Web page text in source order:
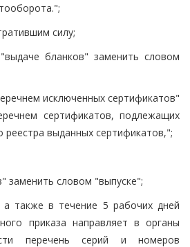
силу;
бланков" заменить словом
исключенных сертификатов"
сертификатов, подлежащих
реестра выданных сертификатов,";
заменить словом "выпуске";
также в течение 5 рабочих дней
приказа направляет в органы
перечень серий и номеров